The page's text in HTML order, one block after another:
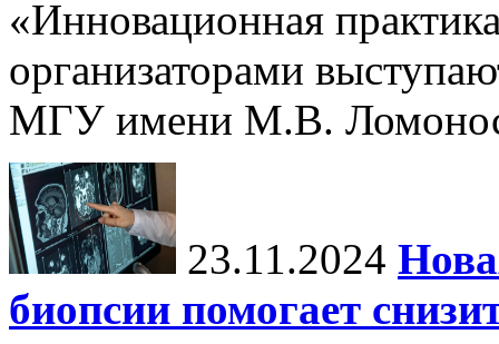
«Инновационная
организаторами
МГУ имени М.В.
23.11.2024
биопсии помогает